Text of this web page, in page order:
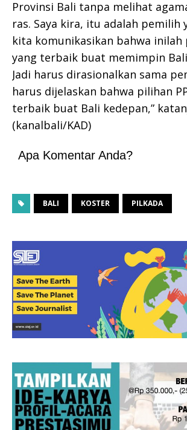
Provinsi Bali tanpa melihat
ras. Saya kira, itu adalah pemilih
kita komunikasikan bahwa inilah
yang terbaik buat memimpin
Jadi harus dirasionalkan sama
harus dijelaskan bahwa pilihan
terbaik buat Bali kedepan,”
(kanalbali/KAD)
Apa Komentar Anda?
BALI KOSTER PILKADA